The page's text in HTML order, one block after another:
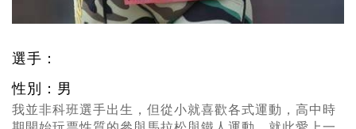
選手：
性別：男
我並非科班選手出生，但從小就喜歡各式運動，高中時